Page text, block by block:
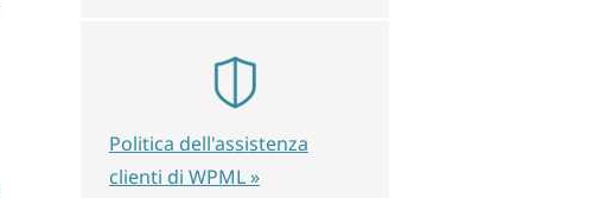
Politica dell'assistenza
clienti di WPML »